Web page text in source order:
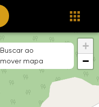
+
−
Buscar ao
mover mapa